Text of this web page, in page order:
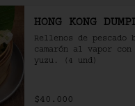
HONG KONG
Rellenos de pescado
camarón al vapor con
yuzu. (4 und)
$40.000